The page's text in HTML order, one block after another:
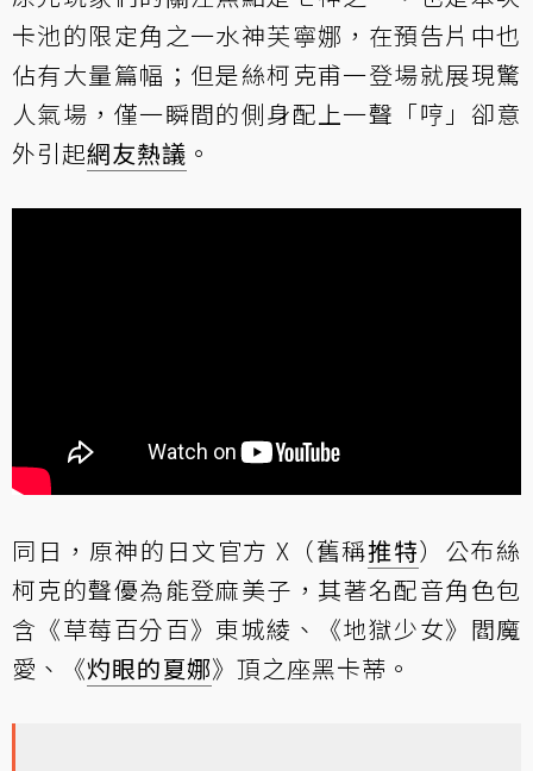
卡池的限定角之一水神芙寧娜，在預告片中也
佔有大量篇幅；但是絲柯克甫一登場就展現驚
人氣場，僅一瞬間的側身配上一聲「哼」卻意
外引起網友熱議 。
同日，原神的日文官方 X（舊稱推特）公布絲
柯克的聲優為能登麻美子，其著名配音角色包
含《草莓百分百》東城綾、《地獄少女》閻魔
愛、《灼眼的夏娜》頂之座黑卡蒂。